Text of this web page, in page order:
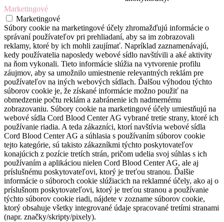
Marketingové
Marketingové
Súbory cookie na marketingové účely zhromažďujú informácie o
správaní používateľov pri prehliadaní, aby sa im zobrazovali
reklamy, ktoré by ich mohli zaujímať. Napríklad zaznamenávajú,
kedy používatelia naposledy webové sídlo navštívili a aké aktivity
na ňom vykonali. Tieto informácie slúžia na vytvorenie profilu
záujmov, aby sa umožnilo umiestnenie relevantných reklám pre
používateľov na iných webových sídlach. Ďalšou výhodou týchto
súborov cookie je, že získané informácie možno použiť na
obmedzenie počtu reklám a zabránenie ich nadmernému
zobrazovaniu. Súbory cookie na marketingové účely umiestňujú na
webové sídla Cord Blood Center AG vybrané tretie strany, ktoré ich
používanie riadia. A teda zákazníci, ktorí navštívia webové sídla
Cord Blood Center AG a súhlasia s používaním súborov cookie
tejto kategórie, sú takisto zákazníkmi týchto poskytovateľov
konajúcich z pozície tretích strán, pričom udelia svoj súhlas s ich
používaním a aplikáciou nielen Cord Blood Center AG, ale aj
príslušnému poskytovateľovi, ktorý je treťou stranou. Ďalšie
informácie o súboroch cookie slúžiacich na reklamné účely, ako aj o
príslušnom poskytovateľovi, ktorý je treťou stranou a používanie
týchto súborov cookie riadi, nájdete v zozname súborov cookie,
ktorý obsahuje všetky integrované údaje spracované tretími stranami
(napr. značky/skripty/pixely).